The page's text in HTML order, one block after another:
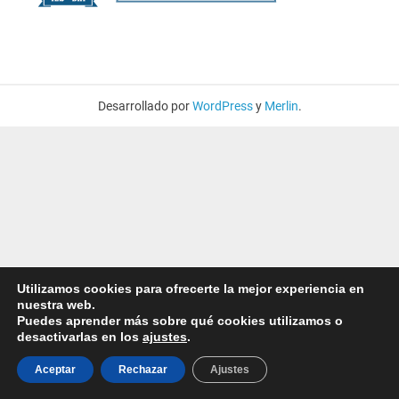
Desarrollado porWordPressy Merlin.
Utilizamos cookies para ofrecerte la mejor experiencia en
nuestra web.
Puedes aprender más sobre qué cookies utilizamos o
desactivarlas en los ajustes.
Aceptar Rechazar Ajustes